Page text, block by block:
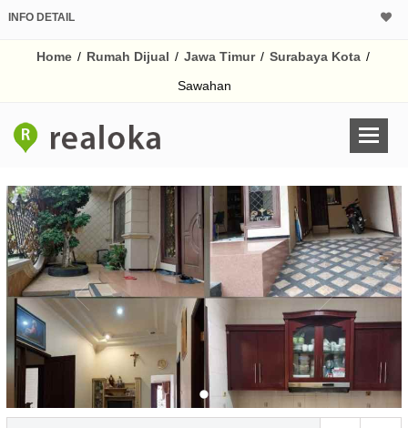
INFO DETAIL
Home / Rumah Dijual / Jawa Timur / Surabaya Kota /
Sawahan
Harga Rp
% /th
Untuk hasil simulasi
pada kotak-
Simpan